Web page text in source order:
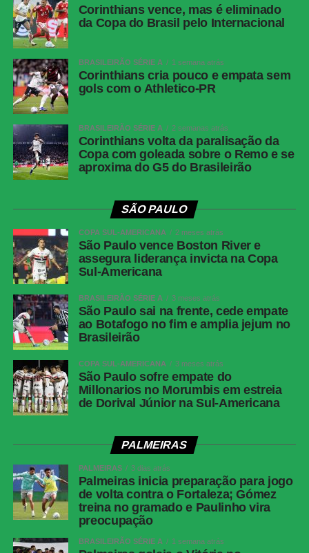
Athletico-
PR
Santos; Benavídez, Terán (Aguirre) e Arthur
e Mendoza (João Cruz). Técnico: Odair
Hellmann.
Corinthians vence, mas é eliminado da Copa do
Brasil pelo Internacional
COMENTE ABAIXO:
WhatsApp
Facebook
Twitter
Messenger
LinkedIn
Share
Corinthians vence, mas é eliminado
da Copa do Brasil pelo Internacional
BRASILEIRÃO SÉRIE A 1 semana atrás
Corinthians cria pouco e empata sem
gols com o Athletico-PR
BRASILEIRÃO SÉRIE A 2 semanas atrás
Corinthians volta da paralisação da
Copa com goleada sobre o Remo e se
aproxima do G5 do Brasileirão
SÃO PAULO
COPA SUL-AMERICANA 2 meses atrás
São Paulo vence Boston River e
assegura liderança invicta na Copa
Sul-Americana
BRASILEIRÃO SÉRIE A 3 meses atrás
São Paulo sai na frente, cede empate
ao Botafogo no fim e amplia jejum no
Brasileirão
COPA SUL-AMERICANA 3 meses atrás
São Paulo sofre empate do
Millonarios no Morumbis em estreia
de Dorival Júnior na Sul-Americana
PALMEIRAS
PALMEIRAS 3 dias atrás
Palmeiras inicia preparação para jogo
de volta contra o Fortaleza; Gómez
treina no gramado e Paulinho vira
preocupação
BRASILEIRÃO SÉRIE A 1 semana atrás